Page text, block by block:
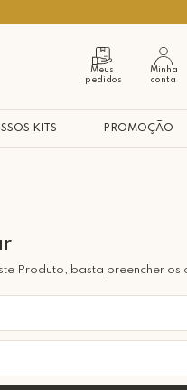
Meus
pedidos
Minha
conta
KITS PROMOÇÃO
Produto, basta preencher os